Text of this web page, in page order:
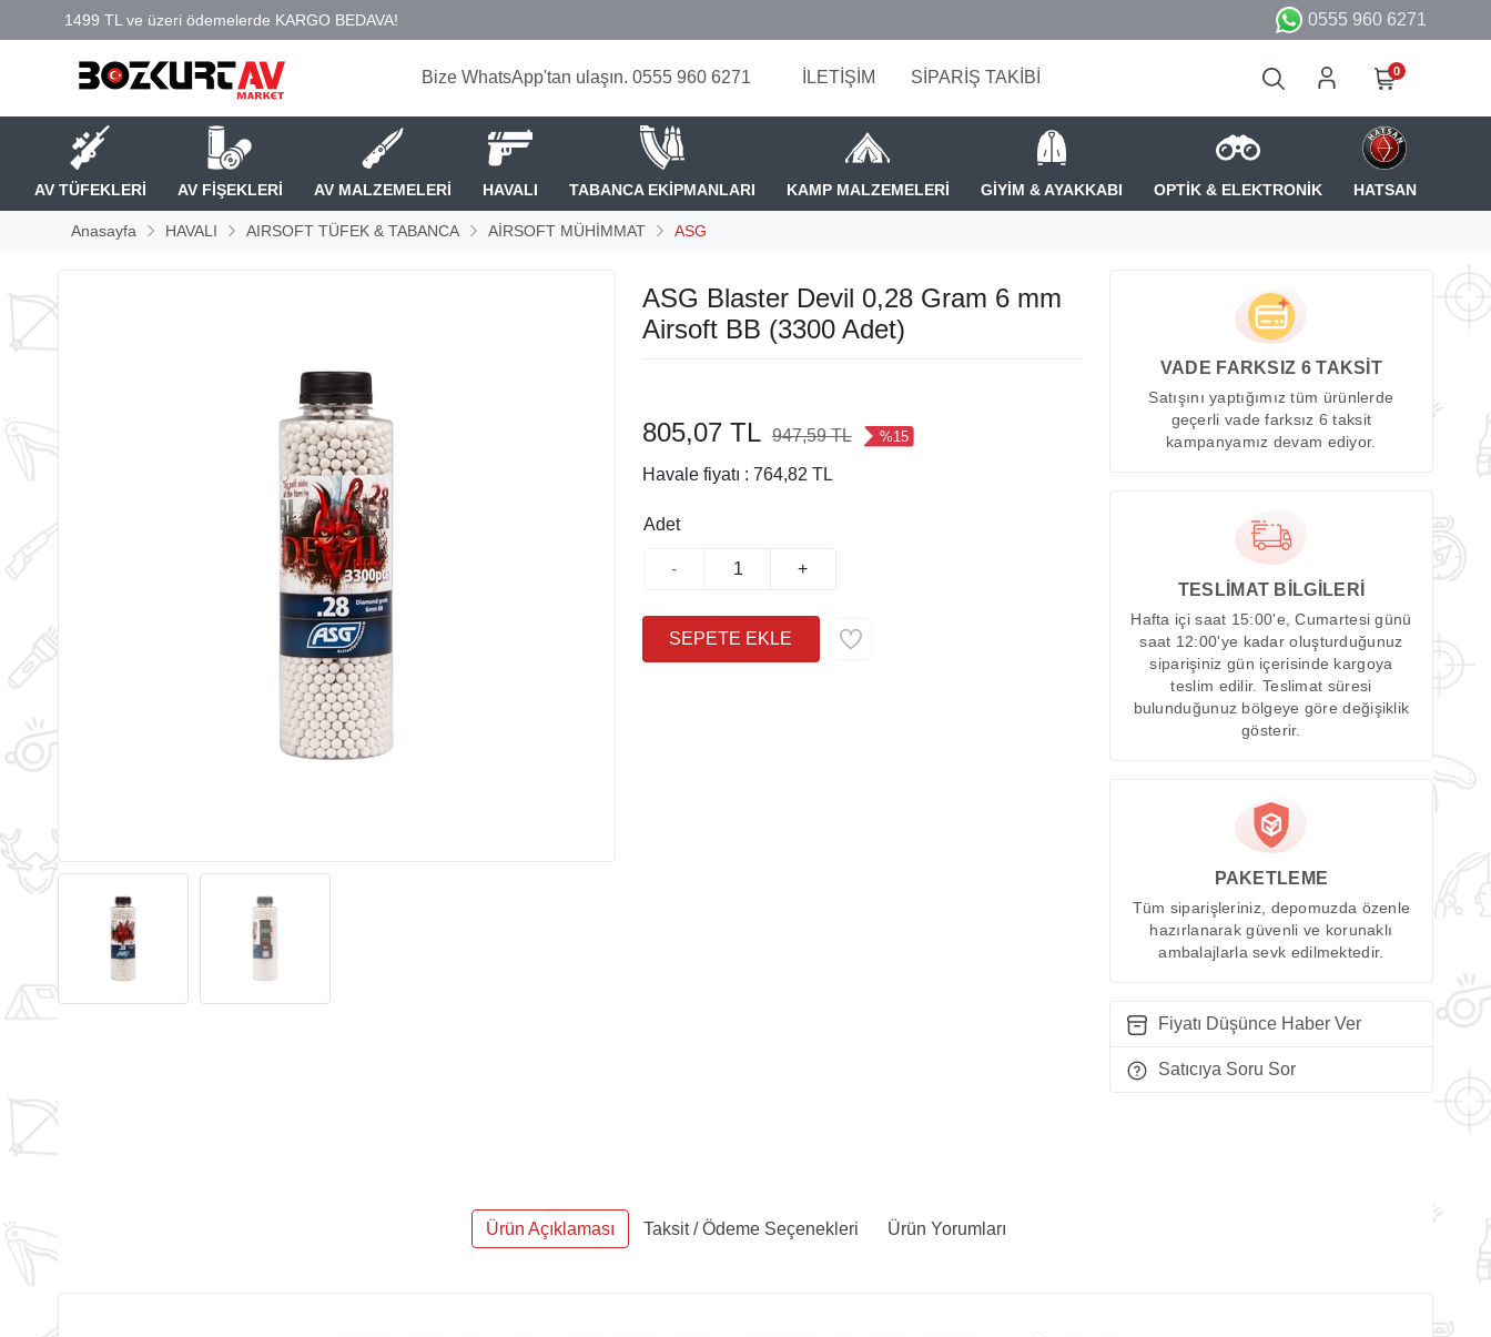
0555 960 6271
Bize WhatsApp'tan ulaşın. 0555 960 6271 İLETİŞİM SİPARİŞ TAKİBİ 0
AV TÜFEKLERİ AV FİŞEKLERİ AV MALZEMELERİ HAVALI TABANCA EKİPMANLARI KAMP MALZEMELERİ GİYİM & AYAKKABI OPTİK & ELEKTRONİK HATSAN
Anasayfa HAVALI AIRSOFT TÜFEK & TABANCA AİRSOFT MÜHİMMAT ASG
ASG Blaster Devil 0,28 Gram 6 mm
Airsoft BB (3300 Adet)
805,07 TL 947,59 TL %15
Havale fiyatı : 764,82 TL
Adet
- +
VADE FARKSIZ 6 TAKSİT
Satışını yaptığımız tüm ürünlerde
geçerli vade farksız 6 taksit
kampanyamız devam ediyor.
TESLİMAT BİLGİLERİ
Hafta içi saat 15:00'e, Cumartesi günü
saat 12:00'ye kadar oluşturduğunuz
siparişiniz gün içerisinde kargoya
teslim edilir. Teslimat süresi
bulunduğunuz bölgeye göre değişiklik
gösterir.
PAKETLEME
Tüm siparişleriniz, depomuzda özenle
hazırlanarak güvenli ve korunaklı
ambalajlarla sevk edilmektedir.
Fiyatı Düşünce Haber Ver
Satıcıya Soru Sor
Ürün Açıklaması Taksit / Ödeme Seçenekleri Ürün Yorumları